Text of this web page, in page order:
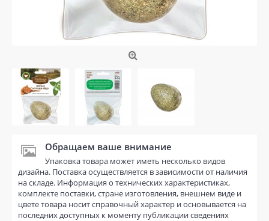
Обращаем ваше внимание
Упаковка товара может иметь несколько видов
дизайна. Поставка осуществляется в зависимости от наличия
на складе. Информация о технических характеристиках,
комплекте поставки, стране изготовления, внешнем виде и
цвете товара носит справочный характер и основывается на
последних доступных к моменту публикации сведениях